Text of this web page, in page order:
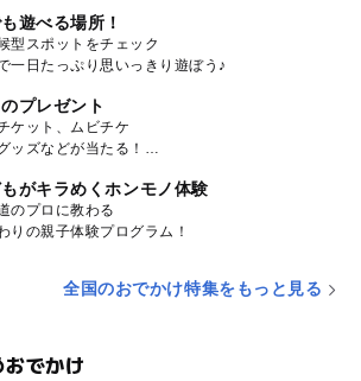
遊べる場所！
型スポットをチェック
一日たっぷり思いっきり遊ぼう♪
プレゼント
ケット、ムビチケ
ッズなどが当たる！
がキラめくホンモノ体験
のプロに教わる
りの親子体験プログラム！
全国のおでかけ特集をもっと見る
でかけ